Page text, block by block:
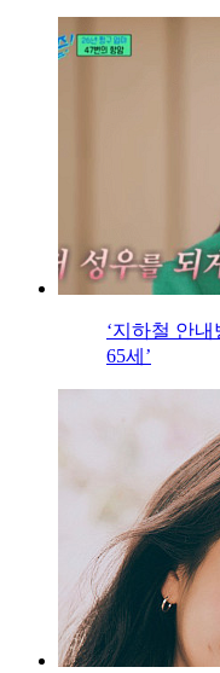
‘지하철 안
65세’